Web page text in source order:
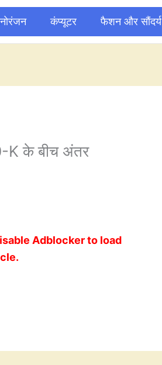
कंप्यूटर फैशन और सौंदर्य
K के बीच अंतर
Adblocker to load